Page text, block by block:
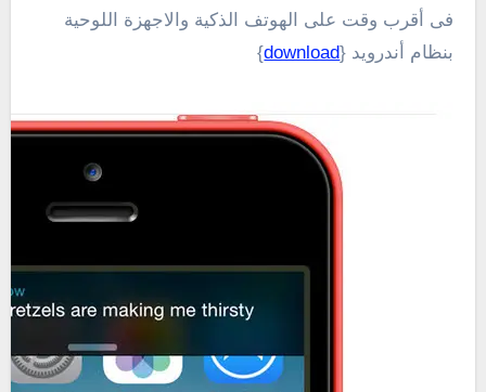
فى أقرب وقت على الهوتف الذكية والاجهزة اللوحية
بنظام أندرويد {download
}